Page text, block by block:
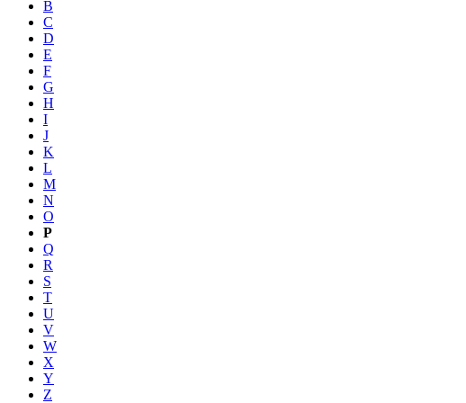
B
C
D
E
F
G
H
I
J
K
L
M
N
O
P
Q
R
S
T
U
V
W
X
Y
Z